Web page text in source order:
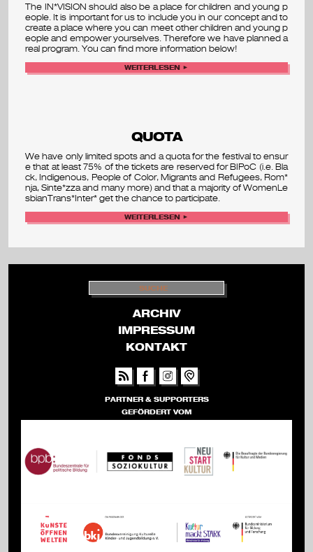
The IN*VISION should also be a place for children and young p
eople. It is important for us to include you in our concept and to
create a place where you can meet other children and young p
eople and empower yourselves. Therefore we have planned a
real program. You can find more information below!
WEITERLESEN ►
QUOTA
We have only limited spots and a quota for the festival to ensur
e that at least 75% of the tickets are reserved for BIPoC (i.e. Bla
ck, Indigenous, People of Color, Migrants and Refugees, Rom*
nja, Sinte*zza and many more) and that a majority of WomenLe
sbianTrans*Inter* get the chance to participate.
WEITERLESEN ►
S
U
H
E
ARCHIV
IMPRESSUM
KONTAKT
PARTNER & SUPPORTERS
GEFÖRDERT VOM